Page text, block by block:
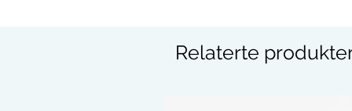
Relaterte